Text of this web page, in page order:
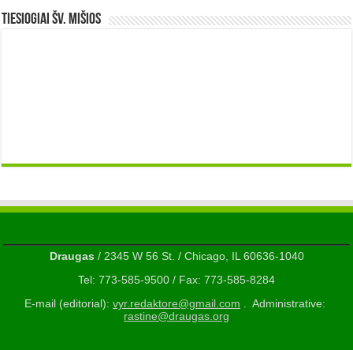
TIESIOGIAI šv. MIŠIOS
Draugas/ 2345 W 56 St. / Chicago, IL 60636-1040
Tel: 773-585-9500 / Fax: 773-585-8284
E-mail (editorial): vyr.redaktore@gmail.com . Administrative:
rastine@draugas.org